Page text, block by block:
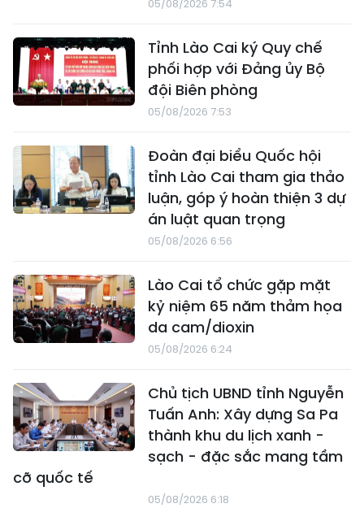
05/08/2026 7:54
Tỉnh Lào Cai ký Quy chế
phối hợp với Đảng ủy Bộ
đội Biên phòng
05/08/2026 7:53
Đoàn đại biểu Quốc hội
tỉnh Lào Cai tham gia thảo
luận, góp ý hoàn thiện 3 dự
án luật quan trọng
05/08/2026 6:56
Lào Cai tổ chức gặp mặt
kỷ niệm 65 năm thảm họa
da cam/dioxin
05/08/2026 6:24
Chủ tịch UBND tỉnh Nguyễn
Tuấn Anh: Xây dựng Sa Pa
thành khu du lịch xanh -
sạch - đặc sắc mang tầm
cỡ quốc tế
05/08/2026 6:18